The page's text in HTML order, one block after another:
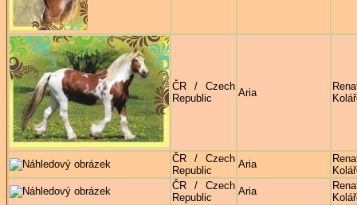
ČR / Czech
Republic
Aria
ČR / Czech
Republic
Aria
ČR / Czech
Republic
Aria